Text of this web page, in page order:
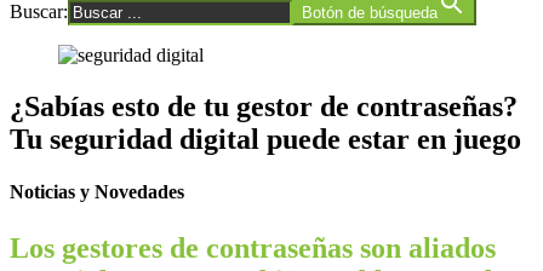
Buscar: Botón de búsqueda
¿Sabías esto de tu gestor de contraseñas?
Tu seguridad digital puede estar en juego
Noticias y Novedades
Los gestores de contraseñas son aliados